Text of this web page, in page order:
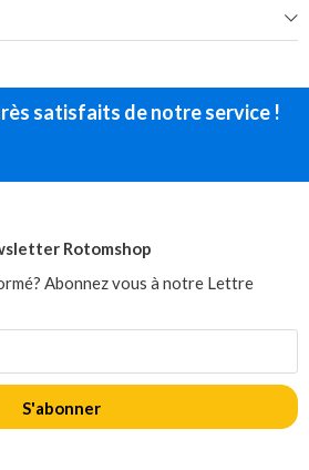
satisfaits de notre service !
Rotomshop
Abonnez vous à notre Lettre
S'abonner